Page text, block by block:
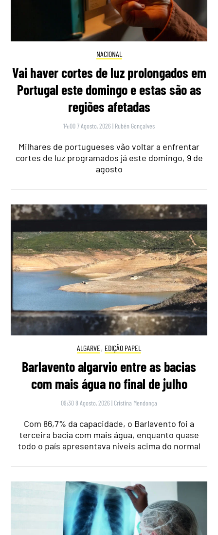
NACIONAL
Vai haver cortes de luz prolongados em
Portugal este domingo e estas são as
regiões afetadas
14:00 7 Agosto, 2026 | Rubén Gonçalves
Milhares de portugueses vão voltar a enfrentar
cortes de luz programados já este domingo, 9 de
agosto
ALGARVE, EDIÇÃO PAPEL
Barlavento algarvio entre as bacias
com mais água no final de julho
09:30 8 Agosto, 2026 | Cristina Mendonça
Com 86,7% da capacidade, o Barlavento foi a
terceira bacia com mais água, enquanto quase
todo o país apresentava níveis acima do normal